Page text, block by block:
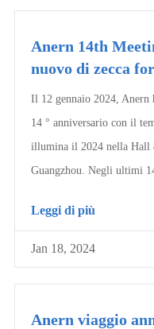
Anern 14th
nuovo di zecca
Il 12 gennaio 2024, Anern
14 ° anniversario con il
illumina il 2024 nella Hall
Guangzhou. Negli ultimi
Leggi di più
Jan 18, 2024
Anern viaggio